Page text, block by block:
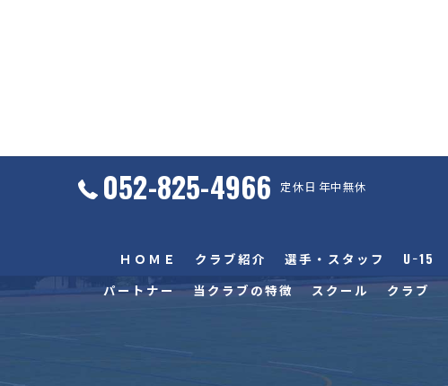
052-825-4966 定休日 年中無休
ＨＯＭＥ クラブ紹介 選手・スタッフ U−15
パートナー
当クラブの特徴 スクール クラブ